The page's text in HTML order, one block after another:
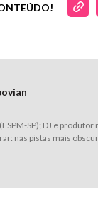
SP); DJ e
nas pistas mais